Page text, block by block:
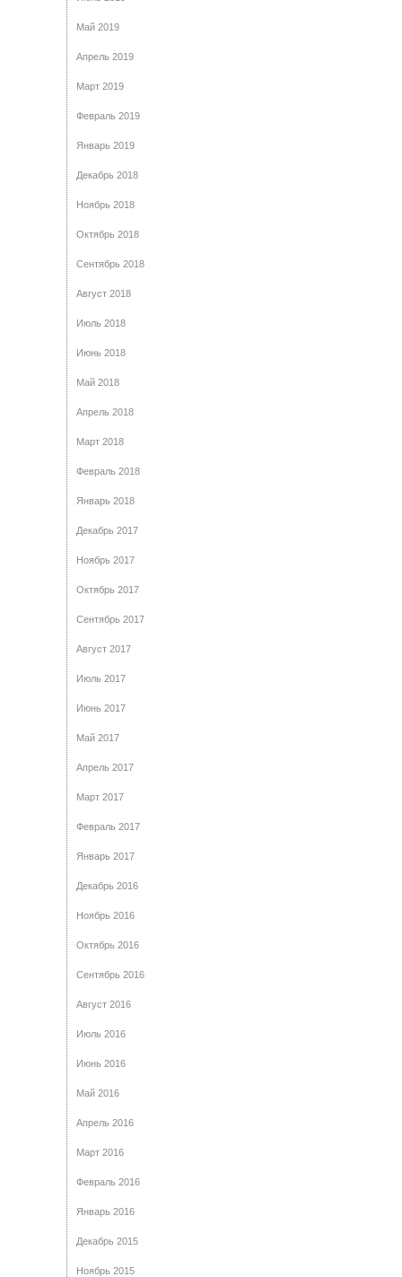
Май 2019
Апрель 2019
Март 2019
Февраль 2019
Январь 2019
Декабрь 2018
Ноябрь 2018
Октябрь 2018
Сентябрь 2018
Август 2018
Июль 2018
Июнь 2018
Май 2018
Апрель 2018
Март 2018
Февраль 2018
Январь 2018
Декабрь 2017
Ноябрь 2017
Октябрь 2017
Сентябрь 2017
Август 2017
Июль 2017
Июнь 2017
Май 2017
Апрель 2017
Март 2017
Февраль 2017
Январь 2017
Декабрь 2016
Ноябрь 2016
Октябрь 2016
Сентябрь 2016
Август 2016
Июль 2016
Июнь 2016
Май 2016
Апрель 2016
Март 2016
Февраль 2016
Январь 2016
Декабрь 2015
Ноябрь 2015